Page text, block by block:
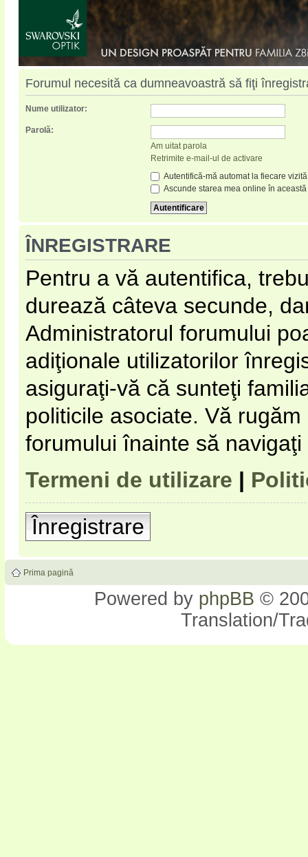
Forumul necesită ca dumneavoastră să fiţi
Nume utilizator:
Parolă:
Am uitat parola
Retrimite e-mail-ul de activare
Autentifică-mă automat la fiecare vizită
Ascunde starea mea online în
ÎNREGISTRARE
Pentru a vă autentifica,
durează câteva secunde,
Administratorul forumului
adiţionale utilizatorilor
asiguraţi-vă că sunteţi
politicile asociate. Vă
forumului înainte să
Termeni de utilizare |
Înregistrare
Prima pagină
Powered by phpBB ©
Translation/